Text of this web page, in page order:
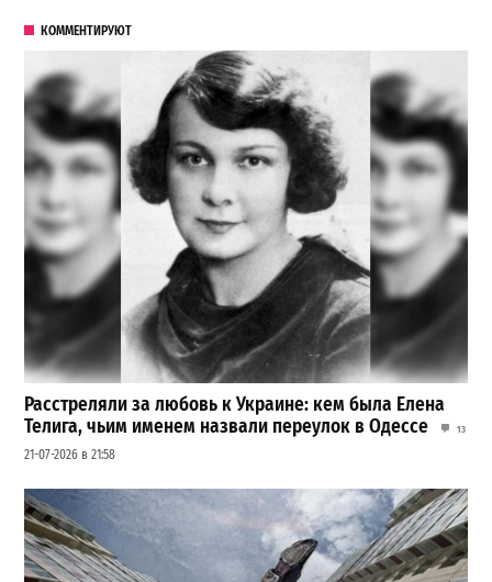
КОММЕНТИРУЮТ
Расстреляли за любовь к Украине: кем была Елена
Телига, чьим именем назвали переулок в Одессе
13
21-07-2026 в 21:58